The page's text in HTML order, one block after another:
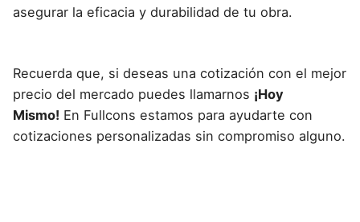
asegurar la eficacia y durabilidad de tu obra.
Recuerda que, si deseas una cotización con el mejor
precio del mercado puedes llamarnos ¡Hoy
Mismo! En Fullcons estamos para ayudarte con
cotizaciones personalizadas sin compromiso alguno.